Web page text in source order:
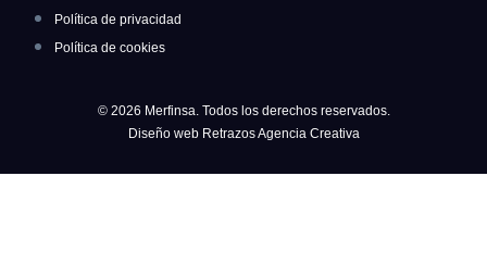
Política de privacidad
Política de cookies
© 2026 Merfinsa. Todos los derechos reservados.
Diseño web Retrazos Agencia Creativa